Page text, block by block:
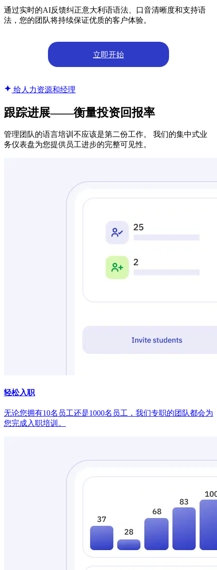
通过实时的AI反馈纠正意大利语语法、口音清晰度和支持语
法，您的团队将持续保证优质的客户体验。
立即开始
给人力资源和经理
跟踪进展——衡量投资回报率
管理团队的语言培训不应该是第二份工作。 我们的集中式业
务仪表盘为您提供员工进步的完整可见性。
轻松入职
无论您拥有10名员工还是1000名员工，我们专职的团队都会为
您完成入职培训。